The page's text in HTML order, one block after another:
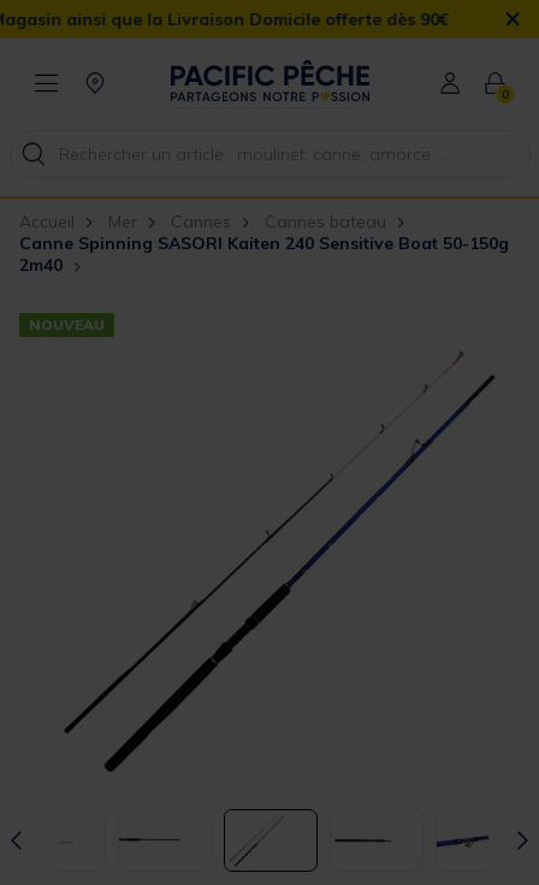
que la Livraison Domicile offerte dès 90€ ×
0
Accueil Mer Cannes
Cannes bateau
Canne Spinning SASORI Kaiten 240 Sensitive Boat 50-150g
2m40
NOUVEAU